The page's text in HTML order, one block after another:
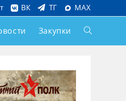
ВК ТГ MAX
Закупки